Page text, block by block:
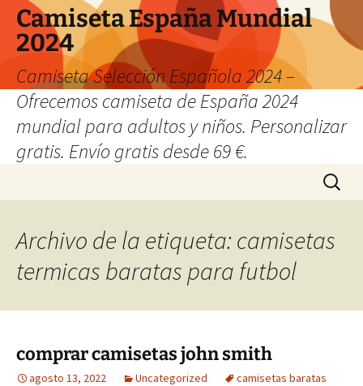
Camiseta España Mundial
2024
Camiseta Selección Española 2024 –
Ofrecemos camiseta de España 2024
mundial para adultos y niños. Personalizar
gratis. Envío gratis desde 69 €.
Buscar:
Archivo de la etiqueta: camisetas
termicas baratas para futbol
comprar camisetas john smith
agosto 13, 2022 Uncategorized
camisetas baratas